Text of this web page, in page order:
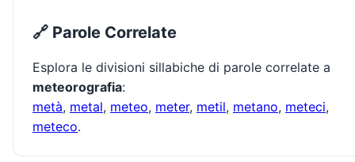
🔗 Parole Correlate
Esplora le divisioni sillabiche di parole correlate a
meteorografia:
metà, metal, meteo, meter, metil, metano, meteci,
meteco.